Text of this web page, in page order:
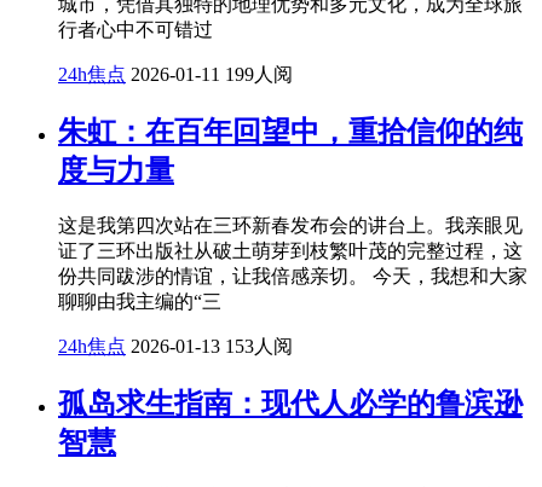
城市，凭借其独特的地理优势和多元文化，成为全球旅
行者心中不可错过
24h焦点 2026-01-11 199人阅
朱虹：在百年回望中，重拾信仰的纯
度与力量
这是我第四次站在三环新春发布会的讲台上。我亲眼见
证了三环出版社从破土萌芽到枝繁叶茂的完整过程，这
份共同跋涉的情谊，让我倍感亲切。 今天，我想和大家
聊聊由我主编的“三
24h焦点 2026-01-13 153人阅
孤岛求生指南：现代人必学的鲁滨逊
智慧